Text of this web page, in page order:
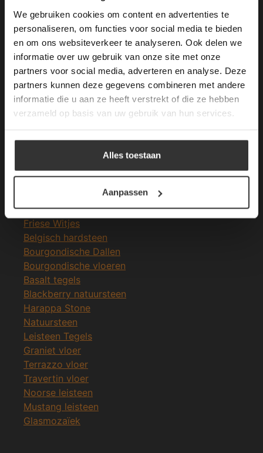
We gebruiken cookies om content en advertenties te
personaliseren, om functies voor social media te bieden
en om ons websiteverkeer te analyseren. Ook delen we
informatie over uw gebruik van onze site met onze
partners voor social media, adverteren en analyse. Deze
partners kunnen deze gegevens combineren met andere
informatie die u aan ze heeft verstrekt of die ze hebben
verzameld op basis van uw gebruik van hun services.
Alles toestaan
Aanpassen
Merken Glasmozaïek
Meeste Gezochte Natuursteen
Natuursteen vloeren
Leisteen terrastegels
Marmer tegels
Friese Witjes
Belgisch hardsteen
Bourgondische Dallen
Bourgondische vloeren
Basalt tegels
Blackberry natuursteen
Harappa Stone
Natuursteen
Leisteen Tegels
Graniet vloer
Terrazzo vloer
Travertin vloer
Noorse leisteen
Mustang leisteen
Glasmozaïek
longer working. Please contact the website
administrator.
Deze website gebruikt cookies om de
gebruikerservaring te verbeteren. Door
gebruik te maken van onze website geeft u
toestemming voor alle cookies in
overeenstemming met ons cookiebeleid.Lees
verder
ALLES ACCEPTEREN
ALLES AFWIJZEN
DETAILS WEERGEVEN